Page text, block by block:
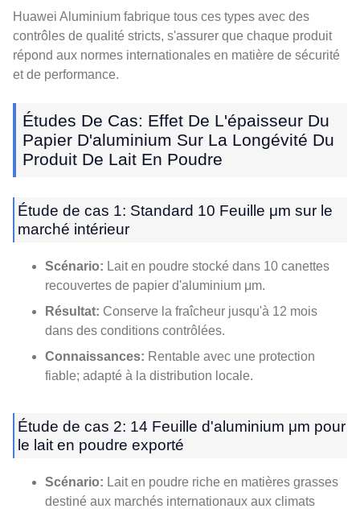
Huawei Aluminium fabrique tous ces types avec des
contrôles de qualité stricts, s'assurer que chaque produit
répond aux normes internationales en matière de sécurité
et de performance.
Études De Cas: Effet De L'épaisseur Du
Papier D'aluminium Sur La Longévité Du
Produit De Lait En Poudre
Étude de cas 1: Standard 10 Feuille μm sur le
marché intérieur
Scénario: Lait en poudre stocké dans 10 canettes
recouvertes de papier d'aluminium μm.
Résultat: Conserve la fraîcheur jusqu'à 12 mois
dans des conditions contrôlées.
Connaissances: Rentable avec une protection
fiable; adapté à la distribution locale.
Étude de cas 2: 14 Feuille d'aluminium μm pour
le lait en poudre exporté
Scénario: Lait en poudre riche en matières grasses
destiné aux marchés internationaux aux climats